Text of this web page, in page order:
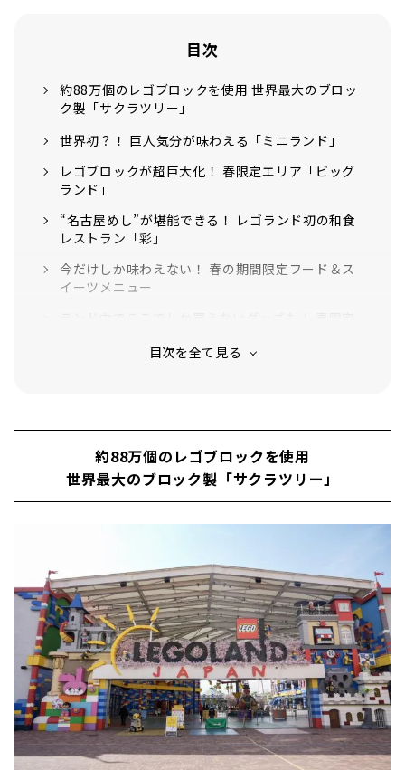
目次
約88万個のレゴブロックを使用 世界最大のブロッ
ク製「サクラツリー」
世界初？！ 巨人気分が味わえる「ミニランド」
レゴブロックが超巨大化！ 春限定エリア「ビッグ
ランド」
“名古屋めし”が堪能できる！ レゴランド初の和食
レストラン「彩」
今だけしか味わえない！ 春の期間限定フード＆ス
イーツメニュー
約88万個のレゴブロックを使用
世界最大のブロック製「サクラツリー」